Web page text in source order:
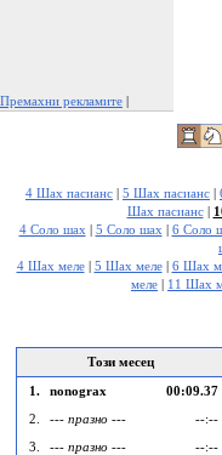
Премахни рекламите |
4 Шах пасианс | 5 Шах пасианс |
Шах пасианс|
4 Соло шах | 5 Соло шах | 6 Соло
4 Шах меле| 5 Шах меле| 6 Шах
меле | 11 Шах
Този месец
1.
nonograx
00:09.37
2.
--- празно ---
--:--
3.
--- празно ---
--:--